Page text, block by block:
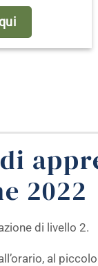
2022
di livello 2.
al